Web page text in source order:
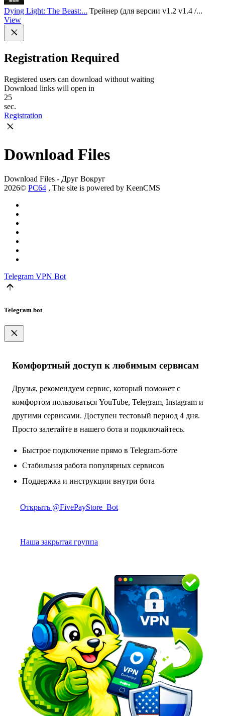
Dying Light: The Beast:... Трейнер (для версии v1.2 v1.4 /...
View
Registration Required
Registered users can download without waiting
Download links will open in
25
sec.
Registration
Download Files
Download Files - Друг Вокруг
2026© PC64 , The site is powered by KeenCMS
Telegram VPN Bot
Telegram bot
Комфортный доступ к любимым сервисам
Друзья, рекомендуем сервис, который поможет с
комфортом пользоваться YouTube, Telegram, Instagram и
другими сервисами. Доступен тестовый период 4 дня.
Просто залетайте в нашего бота и подключайтесь.
Быстрое подключение прямо в Telegram-боте
Стабильная работа популярных сервисов
Поддержка и инструкции внутри бота
Открыть @FivePayStore_Bot
Наша закрытая группа